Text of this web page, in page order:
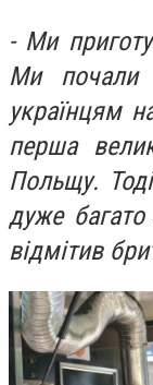
- Ми
Ми почали
українцям
перша
Польщу.
дуже
відмітив